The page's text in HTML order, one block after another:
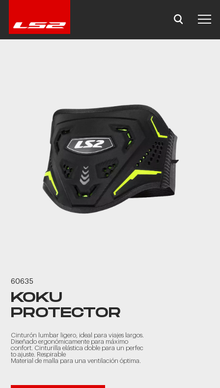
60635
KOKU
PROTECTOR
Cinturón lumbar ligero, ideal para viajes largos.
Diseñado ergonómicamente para máximo
confort. Cinturilla elástica doble para un perfec
to ajuste. Respirable
Material de malla para una ventilación óptima.